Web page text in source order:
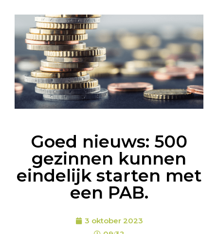
Goed nieuws: 500
gezinnen kunnen
eindelijk starten met
een PAB.
3 oktober 2023